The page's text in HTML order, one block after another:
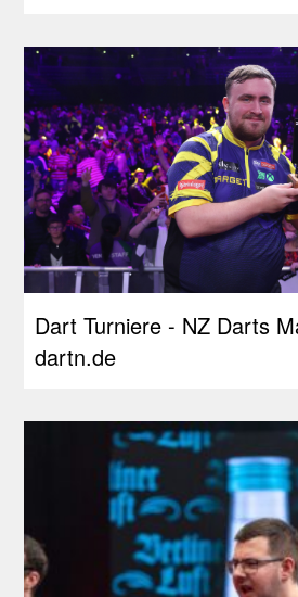
Dart Turniere - NZ Darts
dartn.de